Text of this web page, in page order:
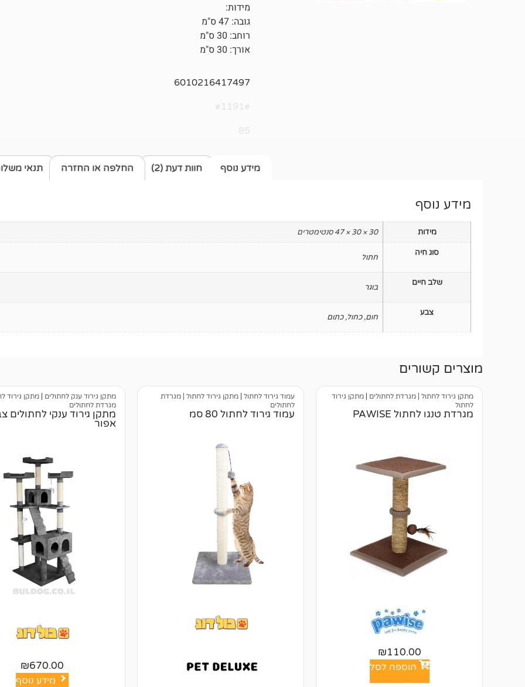
מידות:
גובה: 47 ס"מ
רוחב: 30 ס"מ
אורך: 30 ס"מ
6010216417497
#1191#
85
מידע נוסף תנאי חוות דעת (2) החלפה או החזרה
מידע נוסף
מידות 30 × 30 × 47 סנטימטרים
סוג חיה חתול
שלב חיים בוגר
צבע חום,כחול,כתום
מוצרים קשורים
מתקן גירוד לחתול | מגרדת לחתולים | מתקן גירוד
לחתול
מגרדת טנגו לחתול PAWISE
₪110.00
הוספה לסל
עמוד גירוד לחתול | מתקן גירוד לחתול | מגרדת
לחתולים
עמוד גירוד לחתול 80 סמ
מתקן גירוד ענק לחתולים | מתקן גירוד
מגרדת לחתולים
מתקן גירוד ענקי לחתולים
אפור
₪670.00
מידע נוסף